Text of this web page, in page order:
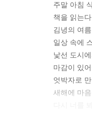
주말 아침
책을 읽는
김녕의 여
일상 속에
낯선 도시
마감이 있
엇박자로
새해에 마